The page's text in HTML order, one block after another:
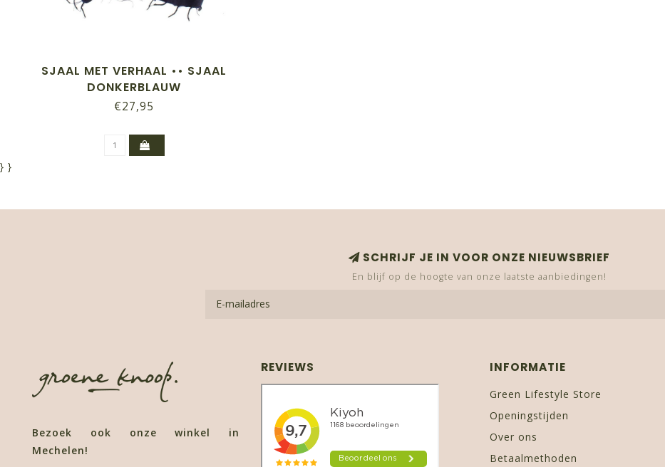
SJAAL MET VERHAAL •• SJAAL
DONKERBLAUW
€27,95
} }
SCHRIJF JE IN VOOR ONZE NIEUWSBRIEF
En blijf op de hoogte van onze laatste aanbiedingen!
Bezoek ook onze winkel in
Mechelen!
REVIEWS INFORMATIE
Green Lifestyle Store
Openingstijden
Over ons
Betaalmethoden